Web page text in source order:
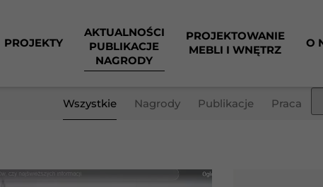
PROJEKTY
AKTUALNOŚCI
PUBLIKACJE
NAGRODY
PROJEKTOWANIE
MEBLI I WNĘTRZ
O
Wszystkie Nagrody Publikacje Praca